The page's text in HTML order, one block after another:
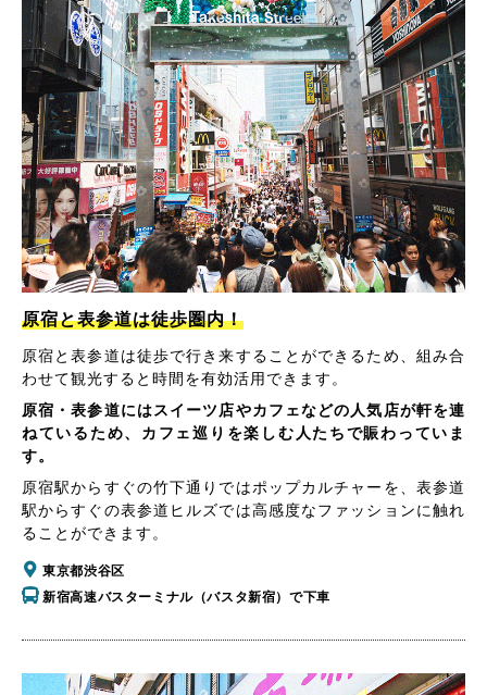
原宿と表参道は徒歩圏内！
原宿と表参道は徒歩で行き来することができるため、組み合
わせて観光すると時間を有効活用できます。
原宿・表参道にはスイーツ店やカフェなどの人気店が軒を連
ねているため、カフェ巡りを楽しむ人たちで賑わっていま
す。
原宿駅からすぐの竹下通りではポップカルチャーを、表参道
駅からすぐの表参道ヒルズでは高感度なファッションに触れ
ることができます。
東京都渋谷区
新宿高速バスターミナル（バスタ新宿）で下車